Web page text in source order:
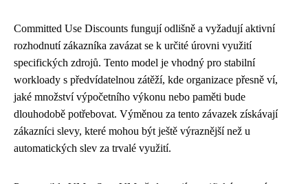
Committed Use Discounts fungují odlišně a vyžadují aktivní
rozhodnutí zákazníka zavázat se k určité úrovni využití
specifických zdrojů. Tento model je vhodný pro stabilní
workloady s předvídatelnou zátěží, kde organizace přesně ví,
jaké množství výpočetního výkonu nebo paměti bude
dlouhodobě potřebovat. Výměnou za tento závazek získávají
zákazníci slevy, které mohou být ještě výraznější než u
automatických slev za trvalé využití.